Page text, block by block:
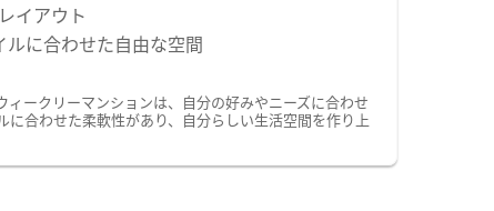
イアウト
ルに合わせた自由な空間
ークリーマンションは、自分の好みやニーズに合わせ
合わせた柔軟性があり、自分らしい生活空間を作り上